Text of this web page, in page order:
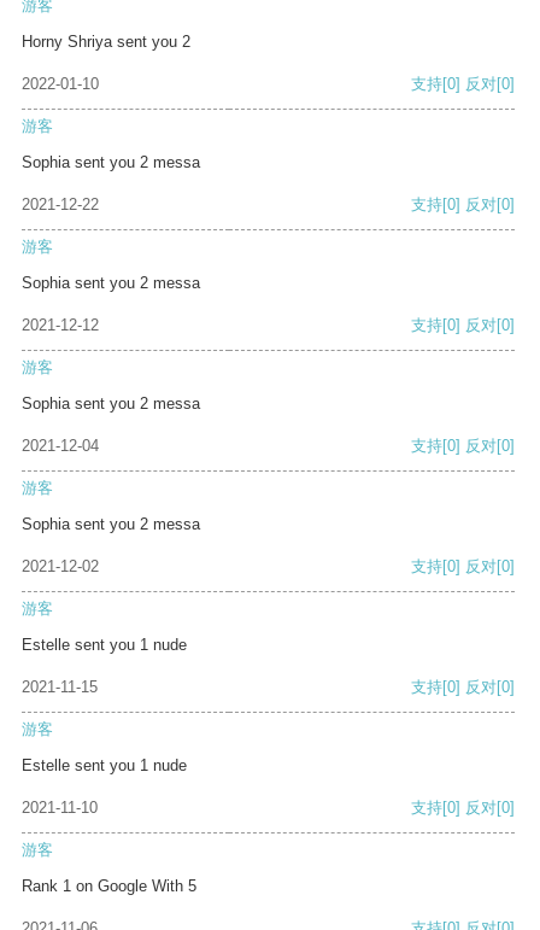
游客
Horny Shriya sent you 2
2022-01-10 支持[0] 反对[0]
游客
Sophia sent you 2 messa
2021-12-22 支持[0] 反对[0]
游客
Sophia sent you 2 messa
2021-12-12 支持[0] 反对[0]
游客
Sophia sent you 2 messa
2021-12-04 支持[0] 反对[0]
游客
Sophia sent you 2 messa
2021-12-02 支持[0] 反对[0]
游客
Estelle sent you 1 nude
2021-11-15 支持[0] 反对[0]
游客
Estelle sent you 1 nude
2021-11-10 支持[0] 反对[0]
游客
Rank 1 on Google With 5